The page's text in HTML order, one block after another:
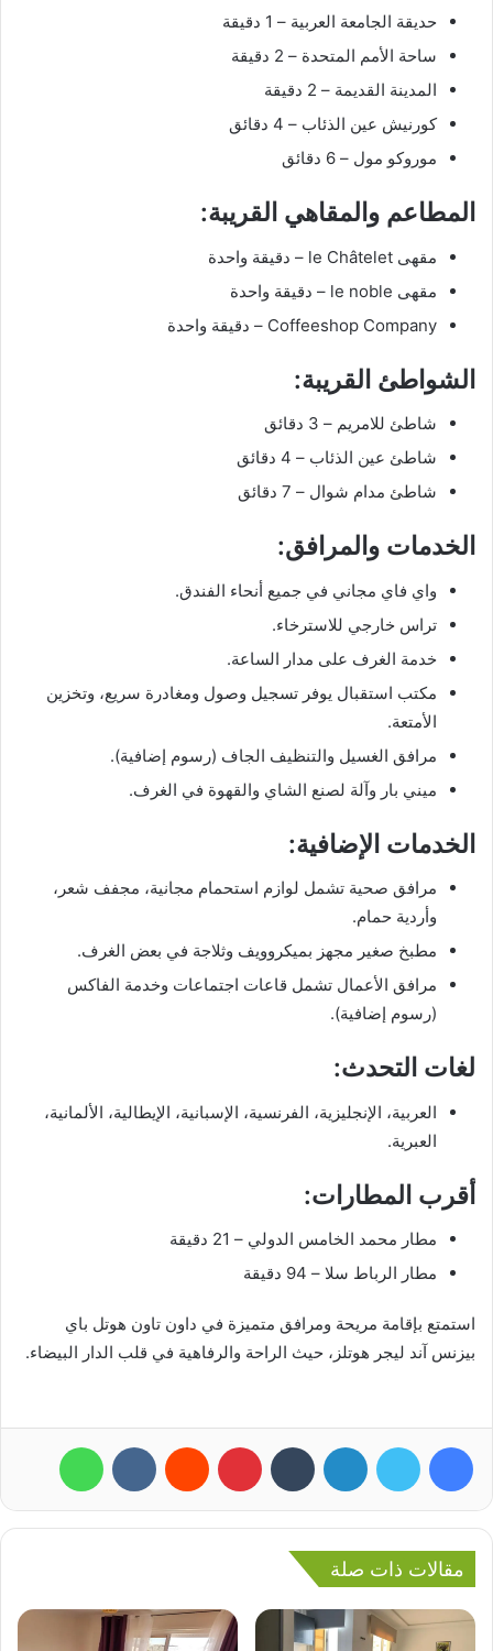
حديقة الجامعة العربية – 1 دقيقة
ساحة الأمم المتحدة – 2 دقيقة
المدينة القديمة – 2 دقيقة
كورنيش عين الذئاب – 4 دقائق
موروكو مول – 6 دقائق
المطاعم والمقاهي القريبة:
مقهى le Châtelet – دقيقة واحدة
مقهى le noble – دقيقة واحدة
Coffeeshop Company – دقيقة واحدة
الشواطئ القريبة:
شاطئ للامريم – 3 دقائق
شاطئ عين الذئاب – 4 دقائق
شاطئ مدام شوال – 7 دقائق
الخدمات والمرافق:
واي فاي مجاني في جميع أنحاء الفندق.
تراس خارجي للاسترخاء.
خدمة الغرف على مدار الساعة.
مكتب استقبال يوفر تسجيل وصول ومغادرة سريع، وتخزين
الأمتعة.
مرافق الغسيل والتنظيف الجاف (رسوم إضافية).
ميني بار وآلة لصنع الشاي والقهوة في الغرف.
الخدمات الإضافية:
مرافق صحية تشمل لوازم استحمام مجانية، مجفف شعر،
وأردية حمام.
مطبخ صغير مجهز بميكروويف وثلاجة في بعض الغرف.
مرافق الأعمال تشمل قاعات اجتماعات وخدمة الفاكس
(رسوم إضافية).
لغات التحدث:
العربية، الإنجليزية، الفرنسية، الإسبانية، الإيطالية، الألمانية،
العبرية.
أقرب المطارات:
مطار محمد الخامس الدولي – 21 دقيقة
مطار الرباط سلا – 94 دقيقة
استمتع بإقامة مريحة ومرافق متميزة في داون تاون هوتل باي
بيزنس آند ليجر هوتلز، حيث الراحة والرفاهية في قلب الدار البيضاء.
فيسبوك تويتر لينكدإن بينتيريست
مقالات ذات صلة